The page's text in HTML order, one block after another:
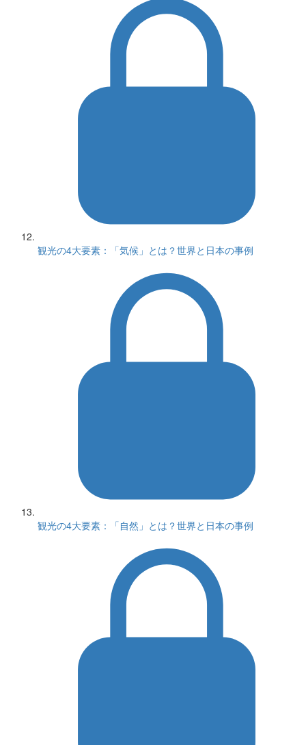
観光の4大要素：「気候」とは？世界と日本の事例
観光の4大要素：「自然」とは？世界と日本の事例